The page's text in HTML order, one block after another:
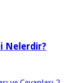
Nelerdir?